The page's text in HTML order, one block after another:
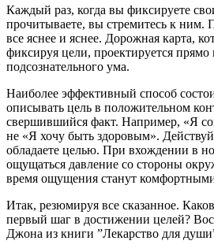
Каждый раз, когда вы фиксируете
прочитываете, вы стремитесь к ним.
все яснее и яснее. Дорожная карта,
фиксируя цели, проектируется
подсознательного ума.
Наиболее эффективный способ
описывать цель в положительном
свершившийся факт. Например, «Я
не «Я хочу быть здоровым».
обладаете целью. При вхождении в
ощущаться давление со стороны
время ощущения станут
Итак, резюмируя все сказанное.
первый шаг в достижении целей?
Джона из книги ”Лекарство для